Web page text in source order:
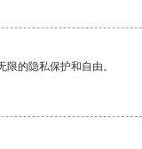
的隐私保护和自由。